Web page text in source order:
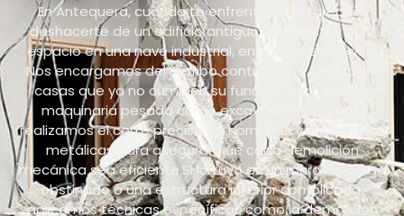
En Antequera, cuando te enfrentas a la tarea de
deshacerte de un edificio antiguo o necesitas abrir
espacio en una nave industrial, entramos en acción.
Nos encargamos del derribo controlado y seguro de
casas que ya no cumplen su función. Con nuestra
maquinaria pesada como excavadoras y grúas,
realizamos el corte preciso de hormigón y estructuras
metálicas para asegurar que cada demolición
mecánica sea eficiente.Si lo tuyo es un muro de carga
obstinado o una estructura interior complicada,
aplicamos técnicas específicas como la demolición